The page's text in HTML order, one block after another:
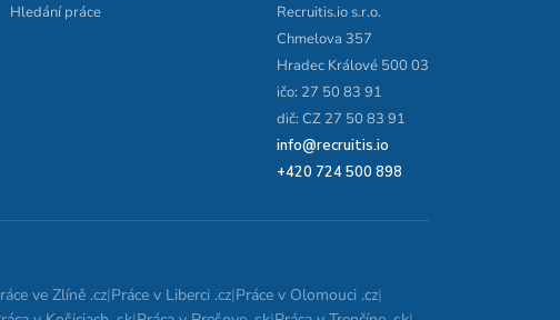
Hledání práce
Recruitis.io s.r.o.
Chmelova 357
Hradec Králové 500 03
ičo: 27 50 83 91
dič: CZ 27 50 83 91
info@recruitis.io
+420 724 500 898
ve Zlíně .cz|Práce v Liberci .cz|Práce v Olomouci .cz|